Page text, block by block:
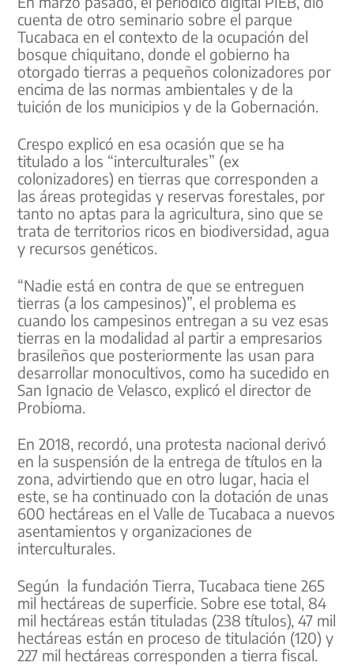
cuenta de otro seminario sobre el parque
Tucabaca en el contexto de la ocupación del
bosque chiquitano, donde el gobierno ha
otorgado tierras a pequeños colonizadores por
encima de las normas ambientales y de la
tuición de los municipios y de la Gobernación.
Crespo explicó en esa ocasión que se ha
titulado a los “interculturales” (ex
colonizadores) en tierras que corresponden a
las áreas protegidas y reservas forestales, por
tanto no aptas para la agricultura, sino que se
trata de territorios ricos en biodiversidad, agua
y recursos genéticos.
“Nadie está en contra de que se entreguen
tierras (a los campesinos)”, el problema es
cuando los campesinos entregan a su vez esas
tierras en la modalidad al partir a empresarios
brasileños que posteriormente las usan para
desarrollar monocultivos, como ha sucedido en
San Ignacio de Velasco, explicó el director de
Probioma.
En 2018, recordó, una protesta nacional derivó
en la suspensión de la entrega de títulos en la
zona, advirtiendo que en otro lugar, hacia el
este, se ha continuado con la dotación de unas
600 hectáreas en el Valle de Tucabaca a nuevos
asentamientos y organizaciones de
interculturales.
Según la fundación Tierra, Tucabaca tiene 265
mil hectáreas de superficie. Sobre ese total, 84
mil hectáreas están tituladas (238 títulos), 47 mil
hectáreas están en proceso de titulación (120) y
227 mil hectáreas corresponden a tierra fiscal.